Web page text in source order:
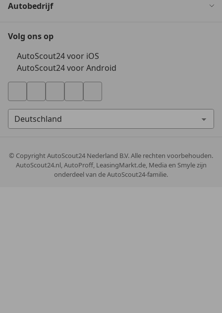
Autobedrijf
Volg ons op
AutoScout24 voor iOS
AutoScout24 voor Android
© CopyrightAutoScout24 Nederland B.V. Alle rechten voorbehouden.
AutoScout24.nl, AutoProff, LeasingMarkt.de, Media en Smyle zijn
onderdeel van de AutoScout24-familie.